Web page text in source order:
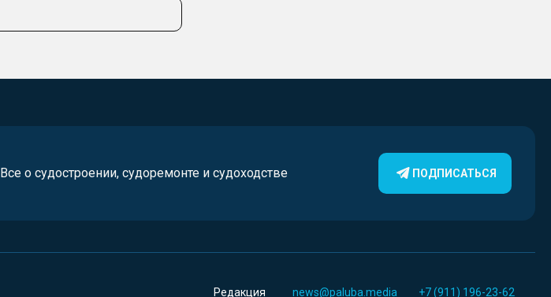
Все о судостроении, судоремонте и судоходстве ПОДПИСАТЬСЯ
Редакция news@paluba.media +7 (911) 196-23-62